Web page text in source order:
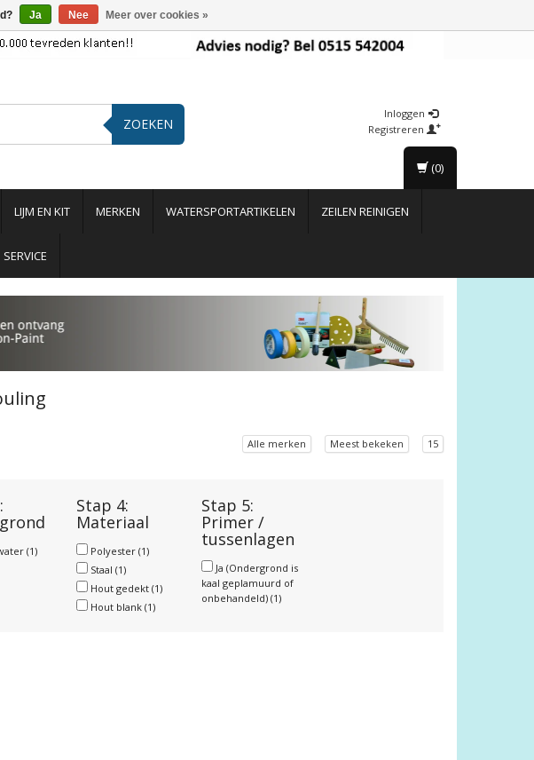
ZOEKEN
Inloggen
Registreren
LIJM EN KIT MERKEN WATERSPORTARTIKELEN ZEILEN REINIGEN
SERVICE
(0)
Alle merken Meest bekeken 15
(1)
Stap 4:
Materiaal
Polyester(1)
Staal(1)
Hout gedekt(1)
Hout blank(1)
Stap 5:
Primer /
tussenlagen
Ja (Ondergrond is
kaal geplamuurd of
onbehandeld)(1)
Ja Nee Meer over cookies »